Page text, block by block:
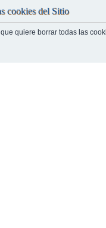
cookies del Sitio
quiere borrar todas las